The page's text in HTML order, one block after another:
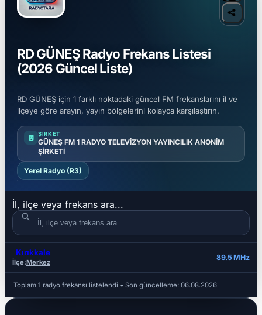
RD GÜNEŞ Radyo Frekans Listesi
(2026 Güncel Liste)
RD GÜNEŞ için 1 farklı noktadaki güncel FM frekanslarını il ve
ilçeye göre arayın, yayın bölgelerini kolayca karşılaştırın.
ŞIRKET
GÜNEŞ FM 1 RADYO TELEVİZYON YAYINCILIK ANONİM
ŞİRKETİ
Yerel Radyo (R3)
İl, ilçe veya frekans ara...
İL
Kırıkkale
İlçe:Merkez
89.5 MHz
Toplam 1 radyo frekansı listelendi • Son güncelleme:06.08.2026